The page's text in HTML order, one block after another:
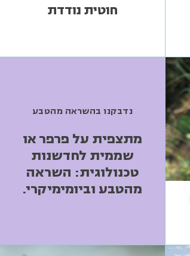
חוטית נודדת
נדבקנו בהשראה מהטבע
מתצפית על פרפר או
שממית לחדשנות
טכנולוגית: השראה
מהטבע וביומימיקרי.